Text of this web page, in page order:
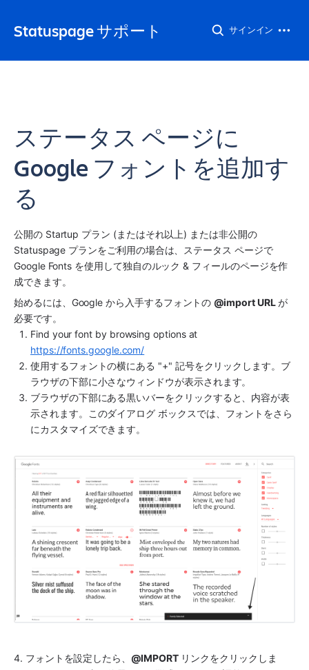
Statuspage サポート サインイン
ステータス ページに
Google フォントを追加す
る
公開の Startup プラン (またはそれ以上) または非公開の
Statuspage プランをご利用の場合は、ステータス ページで
Google Fonts を使用して独自のルック & フィールのページを作
成できます。
始めるには、Google から入手するフォントの @import URL が
必要です。
https://fonts.google.com/
使用するフォントの横にある "+" 記号をクリックします。ブ
ラウザの下部に小さなウィンドウが表示されます。
ブラウザの下部にある黒いバーをクリックすると、内容が表
示されます。このダイアログ ボックスでは、フォントをさら
にカスタマイズできます。
4. フォントを設定したら、@IMPORT リンクをクリックしま